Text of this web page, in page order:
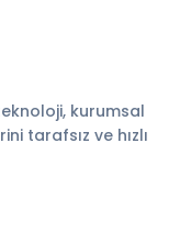
kurumsal
tarafsız ve hızlı